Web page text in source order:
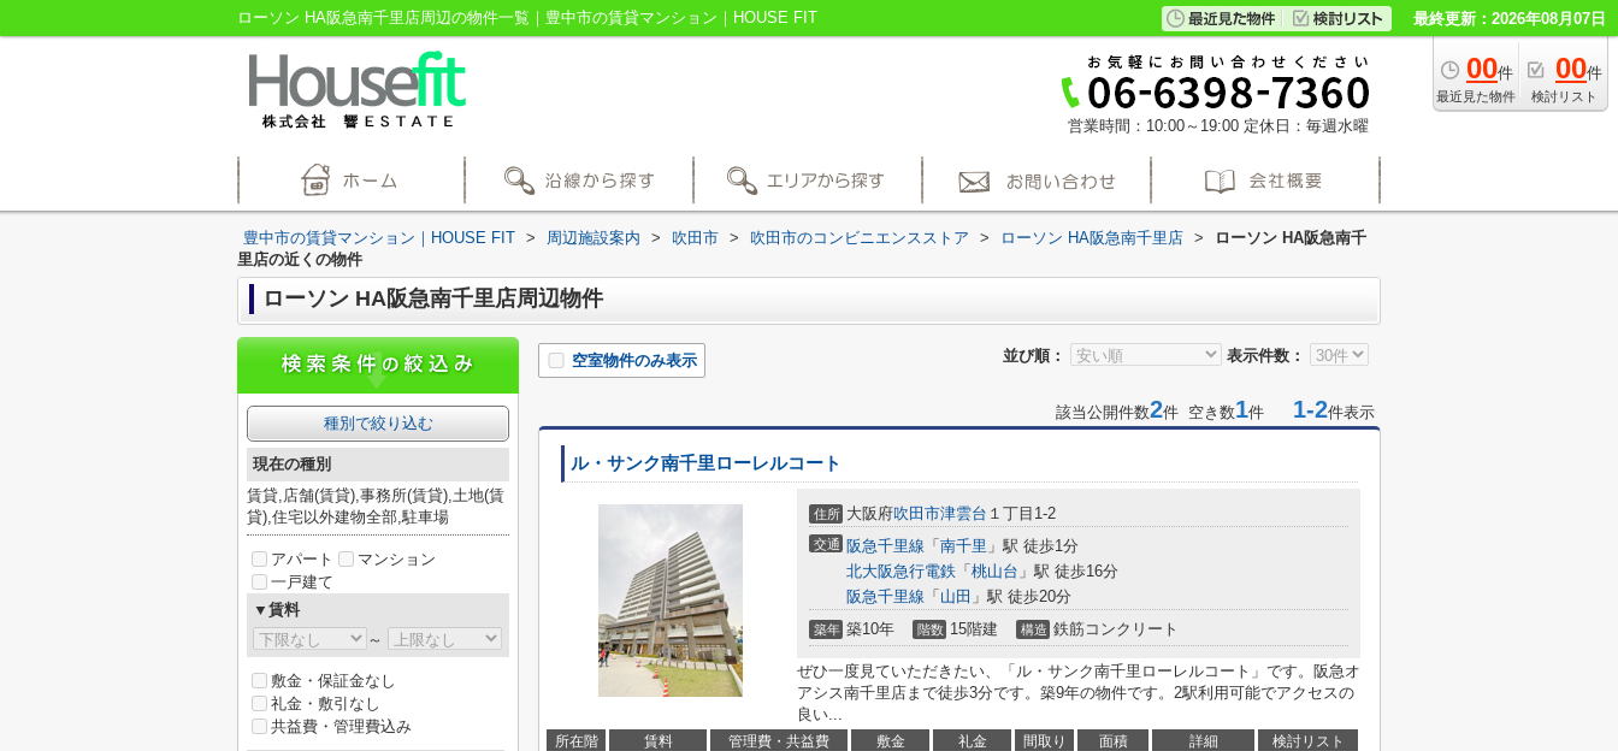
ローソン HA阪急南千里店周辺の物件一覧｜豊中市の賃貸マンション｜HOUSE FIT 最終更新：2026年08月07日
00件
最近見た物件
00件
検討リスト
営業時間：10:00～19:00 定休日：毎週水曜
豊中市の賃貸マンション｜HOUSE FIT > 周辺施設案内 > 吹田市 > 吹田市のコンビニエンスストア > ローソン HA阪急南千里店 >
ローソン HA阪急南千
里店の近くの物件
ローソン HA阪急南千里店周辺物件
並び順： 表示件数：
空室物件のみ表示
該当公開件数2件 空き数1件 1-2件表示
ル・サンク南千里ローレルコート
住所 大阪府吹田市津雲台 １丁目1-2
交通 阪急千里線 「 南千里 」駅 徒歩1分
北大阪急行電鉄 「 桃山台 」駅 徒歩16分
阪急千里線 「 山田 」駅 徒歩20分
築年 築10年 階数 15階建 構造 鉄筋コンクリート
ぜひ一度見ていただきたい、「ル・サンク南千里ローレルコート」です。阪急オ
アシス南千里店まで徒歩3分です。築9年の物件です。2駅利用可能でアクセスの
良い...
所在階 賃料 管理費・共益費 敷金 礼金 間取り 面積 詳細
検討リスト
種別で絞り込む
現在の種別
賃貸,店舗(賃貸),事務所(賃貸),土地(賃
貸),住宅以外建物全部,駐車場
アパート
マンション
一戸建て
▼賃料
～
敷金・保証金なし
礼金・敷引なし
共益費・管理費込み